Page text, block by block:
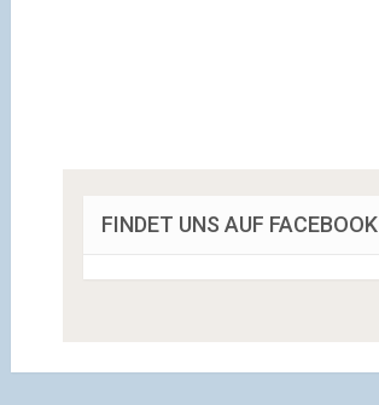
FINDET UNS AUF FACEBOOK